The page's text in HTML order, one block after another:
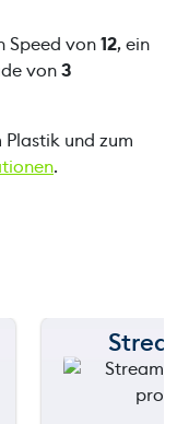
Speed von12, ein
von3
und zum
.
150 m